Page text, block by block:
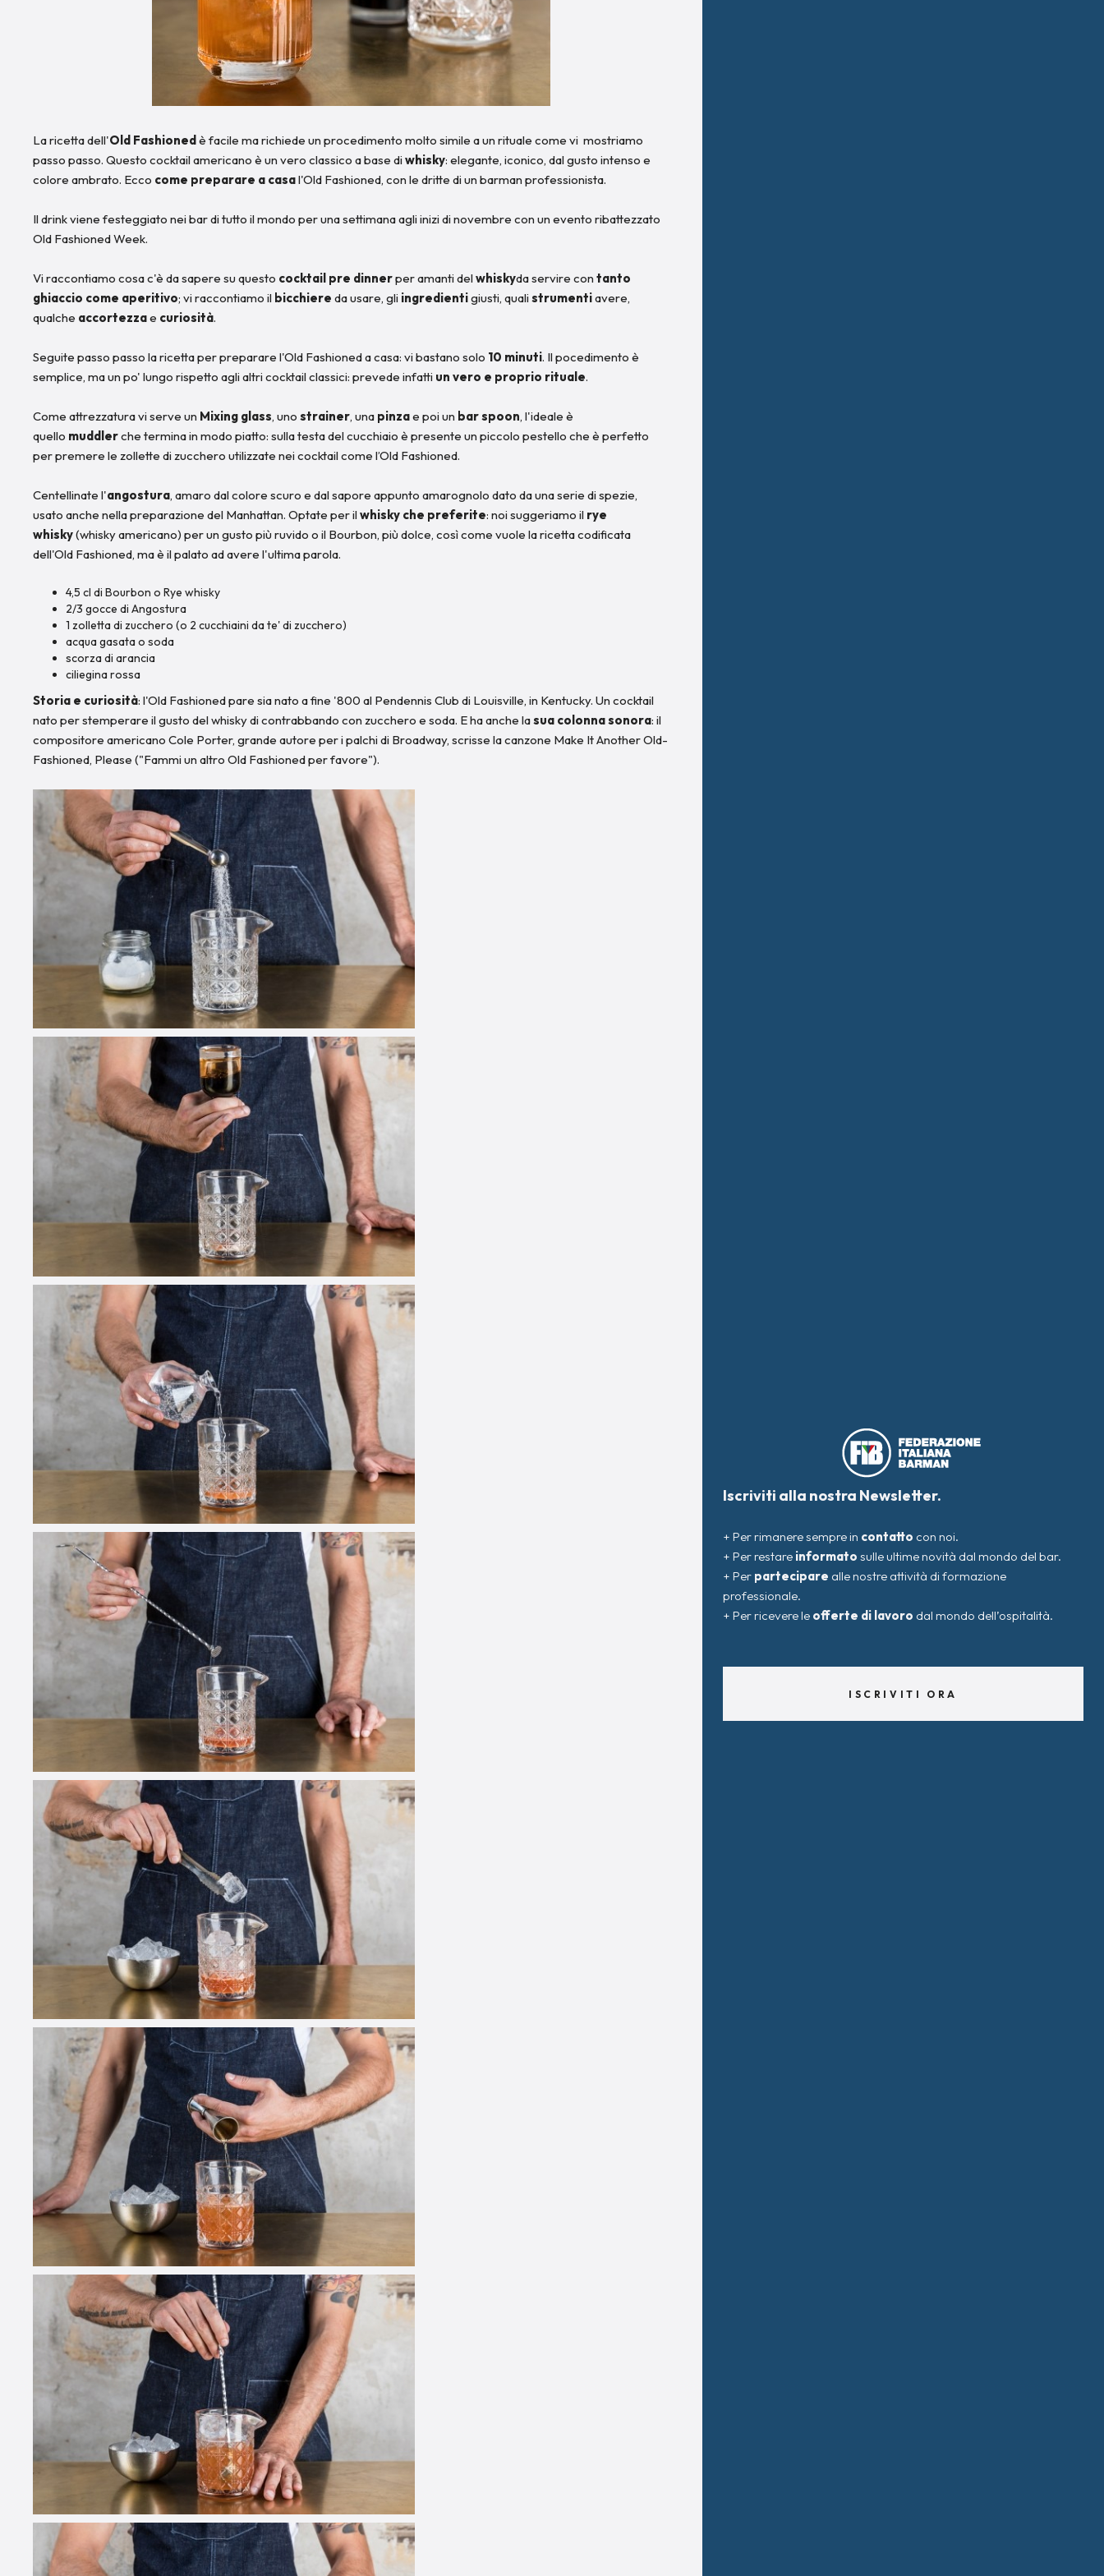
La ricetta dell'Old Fashionedè facile ma richiede un procedimento molto simile a un rituale come vi mostriamo
passo passo. Questo cocktail americano è un vero classico a base diwhisky: elegante, iconico, dal gusto intenso e
colore ambrato. Ecco come preparare a casal'Old Fashioned, con le dritte di un barman professionista.
Il drink viene festeggiato nei bar di tutto il mondo per una settimana agli inizi di novembre con un evento ribattezzato
Old Fashioned Week.
Vi raccontiamo cosa c'è da sapere su questo cocktail pre dinnerper amanti delwhiskyda servire con tanto
ghiaccio come aperitivo; vi raccontiamo il bicchiere da usare, gli ingredientigiusti, qualistrumentiavere,
qualche accortezzae curiosità.
Seguite passo passo la ricetta per preparare l'Old Fashioned a casa: vi bastano solo 10 minuti. Il pocedimento è
semplice, ma un po' lungo rispetto agli altri cocktail classici: prevede infatti un vero e proprio rituale.
Come attrezzatura vi serve un Mixing glass, uno strainer, una pinzae poi un bar spoon, l'ideale è
quello muddlerche termina in modo piatto: sulla testa del cucchiaio è presente un piccolo pestello che è perfetto
per premere le zollette di zucchero utilizzate nei cocktail come l’Old Fashioned.
Centellinate l'angostura, amaro dal colore scuro e dal sapore appunto amarognolo dato da una serie di spezie,
usato anche nella preparazione del Manhattan. Optate per ilwhisky che preferite: noi suggeriamo il rye
whisky(whisky americano) per un gusto più ruvido o il Bourbon, più dolce, così come vuole la ricetta codificata
dell'Old Fashioned, ma è il palato ad avere l'ultima parola.
4,5 cl di Bourbon o Rye whisky
2/3 gocce di Angostura
1 zolletta di zucchero (o 2 cucchiaini da te' di zucchero)
acqua gasata o soda
scorza di arancia
ciliegina rossa
Storia e curiosità: l'Old Fashioned pare sia nato a fine '800 al Pendennis Club di Louisville, in Kentucky. Un cocktail
nato per stemperare il gusto del whisky di contrabbando con zucchero e soda. E ha anche lasua colonna sonora: il
compositore americano Cole Porter, grande autore per i palchi di Broadway, scrisse la canzone Make It Another Old-
Fashioned, Please ("Fammi un altro Old Fashioned per favore").
Iscriviti alla nostra Newsletter.
+ Per rimanere sempre in contatto con noi.
+ Per restare informato sulle ultime novità dal mondo del bar.
+ Per partecipare alle nostre attività di formazione
professionale.
+ Per ricevere le offerte di lavoro dal mondo dell’ospitalità.
ISCRIVITI ORA